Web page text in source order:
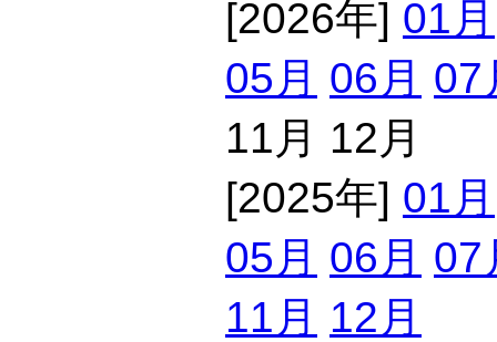
[2026年] 01月
05月 06月 07
11月 12月
[2025年] 01月
05月 06月 07
11月 12月